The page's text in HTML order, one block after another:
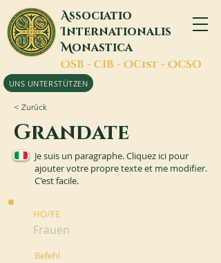
Associatio
Internationalis
Monastica
OSB - CIB - OCist - OCSO
UNS UNTERSTÜTZEN
< Zurück
Grandate
Je suis un paragraphe. Cliquez ici pour
ajouter votre propre texte et me modifier.
C'est facile.
HO/FE
Frauen
Befehl